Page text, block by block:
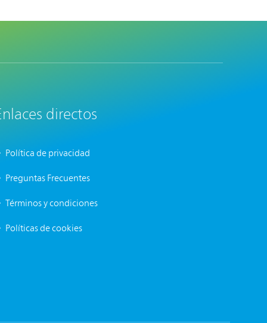
directos
Política de privacidad
Preguntas Frecuentes
Términos y condiciones
Políticas de cookies